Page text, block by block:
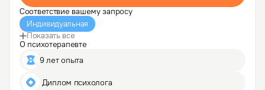
Соответствие вашему запросу
Индивидуальная
Показать все
О психотерапевте
9 лет опыта
Диплом психолога